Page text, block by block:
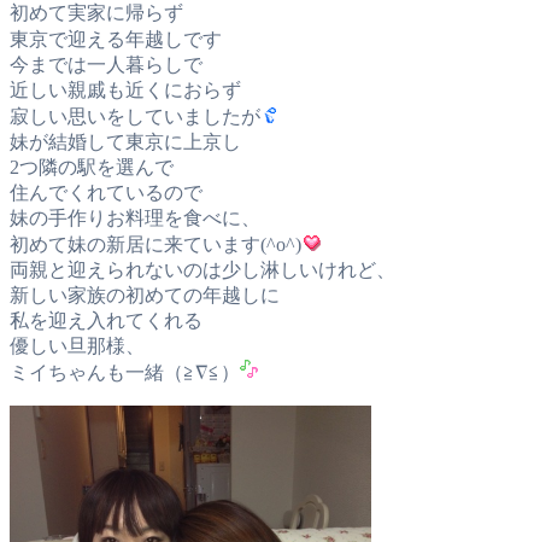
初めて実家に帰らず
東京で迎える年越しです
今までは一人暮らしで
近しい親戚も近くにおらず
寂しい思いをしていましたが
妹が結婚して東京に上京し
2つ隣の駅を選んで
住んでくれているので
妹の手作りお料理を食べに、
初めて妹の新居に来ています(^o^)
両親と迎えられないのは少し淋しいけれど、
新しい家族の初めての年越しに
私を迎え入れてくれる
優しい旦那様、
ミイちゃんも一緒（≧∇≦）